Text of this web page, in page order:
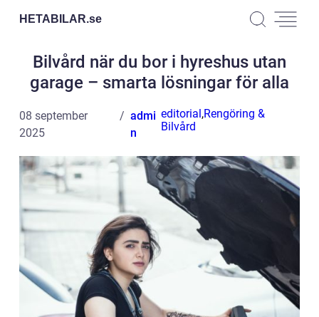
HETABILAR.se
Bilvård när du bor i hyreshus utan
garage – smarta lösningar för alla
08 september
2025
admi
n
editorial,Rengöring &
Bilvård